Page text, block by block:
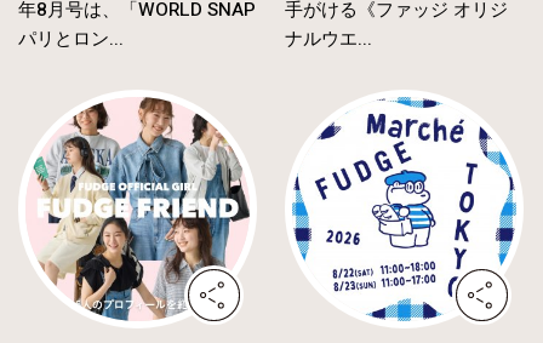
年8月号は、「WORLD SNAP
パリとロン...
手がける《ファッジ オリジ
ナルウエ...